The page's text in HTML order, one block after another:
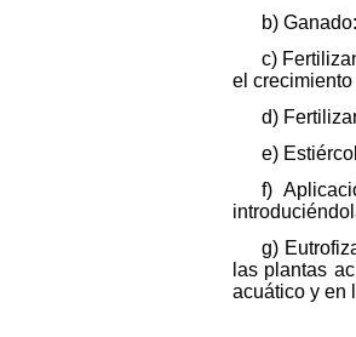
b)
c)
el
d)
e)
f)
g)
las plantas
acuático y en